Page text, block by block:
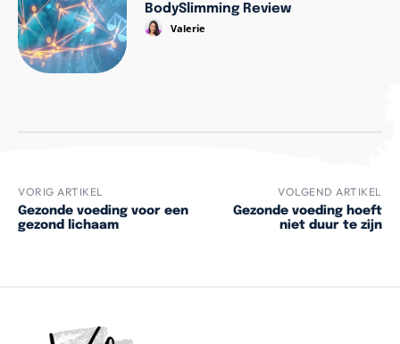
BodySlimming Review
Valerie
VORIG ARTIKEL
Gezonde voeding voor een
gezond lichaam
VOLGEND ARTIKEL
Gezonde voeding hoeft
niet duur te zijn